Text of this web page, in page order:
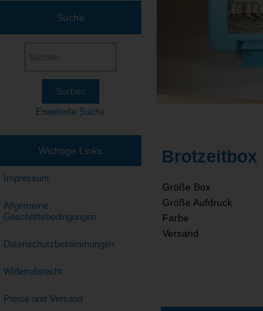
Suche
Erweiterte Suche
Wichtige Links
Impressum
Allgemeine
Geschäftsbedingungen
Datenschutzbestimmungen
Widerrufsrecht
Preise und Versand
Größe Box
Größe Aufdruck
Farbe
Versand